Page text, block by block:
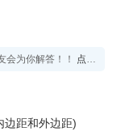
会为你解答！！ 点击进入论坛
边距和外边距)